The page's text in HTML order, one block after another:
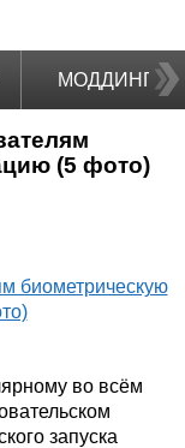
МОДДИНГ
(5 фото)
во всём
запуска